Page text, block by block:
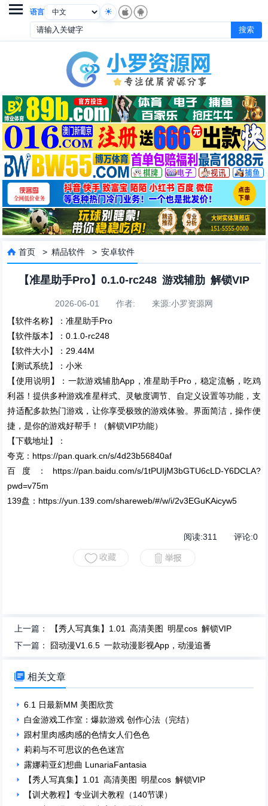
语言

 首页 >精品软件 >安卓软件
【准星助手Pro】0.1.0-rc248 游戏辅肋 解锁VIP
2026-06-01 作者: 来源:小罗资源网
【软件名称】：准星助手Pro
【软件版本】：0.1.0-rc248
【软件大小】：29.44M
【测试系统】：小米
【使用说明】：一款游戏辅肋App，准星助手Pro，稳定流畅，吃鸡
利器！提供多种游戏准星样式、灵敏度调节、自定义设置等功能，支
持适配多款热门游戏，让你享受极致的游戏体验。界面简洁，操作便
捷，是你的游戏好帮手！（解锁VIP功能）
【下载地址】：
夸克：https://pan.quark.cn/s/4d23b56840af
百度：https://pan.baidu.com/s/1tPUIjM3bGTU6cLD-Y6DCLA?
pwd=v75m
139盘：https://yun.139.com/shareweb/#/w/i/2v3EGuKAicyw5
阅读:311 评论:0
上一篇：
【秀人写真集】1.01 高清美图 明星cos 解锁VIP
下一篇： 囧动漫V1.6.5 一款动漫影视App，动漫追番
 相关文章
6.1 日最新MM 美图欣赏
白金游戏工作室：爆款游戏 创作心法（完结）
跟村里肉感肉感的色情女人们色色
莉莉与不可思议的色色迷宫
露娜莉亚幻想曲 LunariaFantasia
【秀人写真集】1.01 高清美图 明星cos 解锁VIP
【训犬教程】专业训犬教程（140节课）